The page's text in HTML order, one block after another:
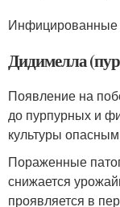
Инфицированные
Дидимелла
Появление на
до пурпурных и
культуры
Пораженные
снижается
проявляется в